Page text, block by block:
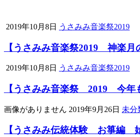
2019年10月8日 うさみみ音楽祭2019
【うさみみ音楽祭2019 神楽月
2019年10月8日 うさみみ音楽祭2019
【うさみみ音楽祭 2019 今年
画像がありません 2019年9月26日 未分
【うさみみ伝統体験 お箏編